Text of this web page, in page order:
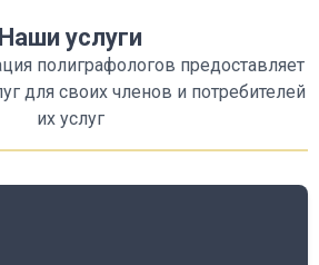
Наши услуги
полиграфологов предоставляет
для своих членов и потребителей
их услуг